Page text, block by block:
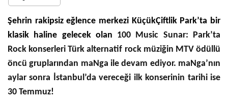
Şehrin rakipsiz eğlence merkezi KüçükÇiftlik Park’ta bir
klasik haline gelecek olan 100 Music Sunar: Park’ta
Rock konserleri Türk alternatif rock müziğin MTV ödüllü
öncü gruplarından maNga ile devam ediyor. maNga’nın
aylar sonra İstanbul’da vereceği ilk konserinin tarihi ise
30 Temmuz!